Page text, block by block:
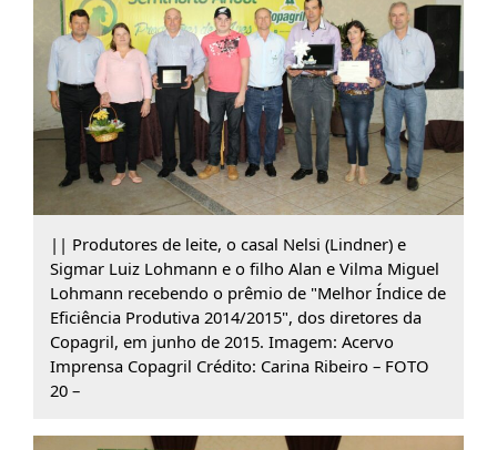
|| Produtores de leite, o casal Nelsi (Lindner) e
Sigmar Luiz Lohmann e o filho Alan e Vilma Miguel
Lohmann recebendo o prêmio de "Melhor Índice de
Eficiência Produtiva 2014/2015", dos diretores da
Copagril, em junho de 2015. Imagem: Acervo
Imprensa Copagril Crédito: Carina Ribeiro – FOTO
20 –